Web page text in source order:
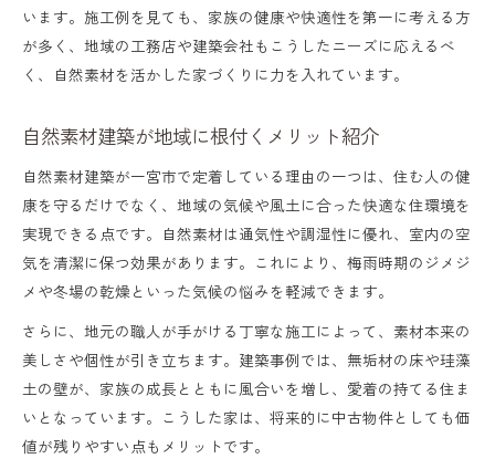
います。施工例を見ても、家族の健康や快適性を第一に考える方
が多く、地域の工務店や建築会社もこうしたニーズに応えるべ
く、自然素材を活かした家づくりに力を入れています。
自然素材建築が地域に根付くメリット紹介
自然素材建築が一宮市で定着している理由の一つは、住む人の健
康を守るだけでなく、地域の気候や風土に合った快適な住環境を
実現できる点です。自然素材は通気性や調湿性に優れ、室内の空
気を清潔に保つ効果があります。これにより、梅雨時期のジメジ
メや冬場の乾燥といった気候の悩みを軽減できます。
さらに、地元の職人が手がける丁寧な施工によって、素材本来の
美しさや個性が引き立ちます。建築事例では、無垢材の床や珪藻
土の壁が、家族の成長とともに風合いを増し、愛着の持てる住ま
いとなっています。こうした家は、将来的に中古物件としても価
値が残りやすい点もメリットです。